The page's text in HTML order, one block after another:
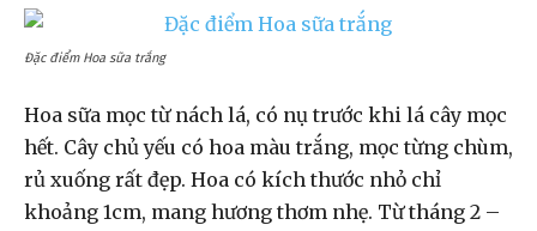
Đặc điểm Hoa sữa trắng
Hoa sữa mọc từ nách lá, có nụ trước khi lá cây mọc
hết. Cây chủ yếu có hoa màu trắng, mọc từng chùm,
rủ xuống rất đẹp. Hoa có kích thước nhỏ chỉ
khoảng 1cm, mang hương thơm nhẹ. Từ tháng 2 –